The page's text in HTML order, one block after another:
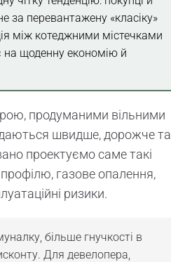
за перевантажену «класіку»
між котеджними містечками
на щоденну економію й
продуманими вільними
швидше, дорожче та
проектуємо саме такі
профілю, газове опалення,
ризики.
більше гнучкості в
Для девелопера,